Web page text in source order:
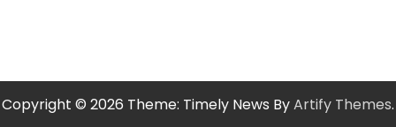
Copyright © 2026 Theme: Timely News ByArtify Themes.